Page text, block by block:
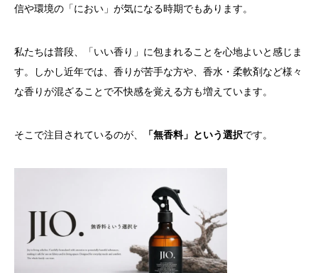
信や環境の「におい」が気になる時期でもあります。
私たちは普段、「いい香り」に包まれることを心地よいと感じま
す。しかし近年では、香りが苦手な方や、香水・柔軟剤など様々
な香りが混ざることで不快感を覚える方も増えています。
そこで注目されているのが、 「無香料」という選択です。